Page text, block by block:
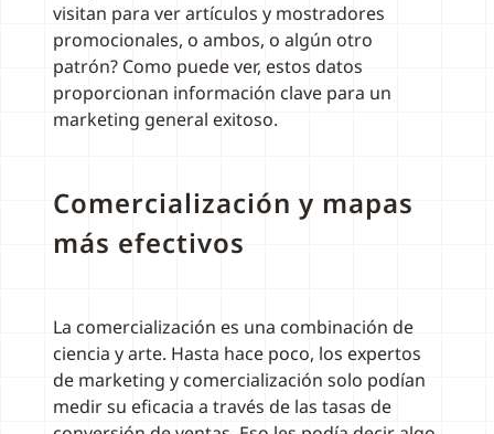
visitan para ver artículos y mostradores
promocionales, o ambos, o algún otro
patrón? Como puede ver, estos datos
proporcionan información clave para un
marketing general exitoso.
Comercialización y mapas
más efectivos
La comercialización es una combinación de
ciencia y arte. Hasta hace poco, los expertos
de marketing y comercialización solo podían
medir su eficacia a través de las tasas de